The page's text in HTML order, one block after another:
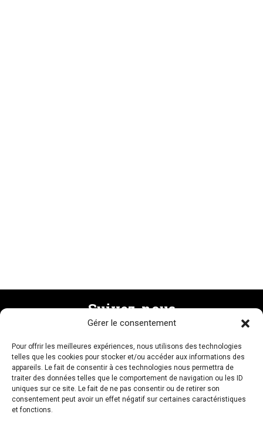
Gérer le consentement
Pour offrir les meilleures expériences, nous utilisons des technologies
telles que les cookies pour stocker et/ou accéder aux informations des
appareils. Le fait de consentir à ces technologies nous permettra de
traiter des données telles que le comportement de navigation ou les ID
uniques sur ce site. Le fait de ne pas consentir ou de retirer son
consentement peut avoir un effet négatif sur certaines caractéristiques
et fonctions.
Suivez-nous
Recevez la newsletter